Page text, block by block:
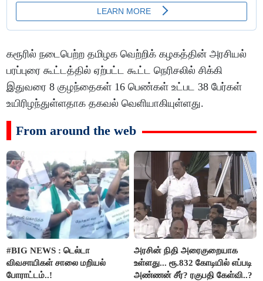
கரூரில் நடைபெற்ற தமிழக வெற்றிக் கழகத்தின் அரசியல்
பரப்புரை கூட்டத்தில் ஏற்பட்ட கூட்ட நெரிசலில் சிக்கி
இதுவரை 8 குழந்தைகள் 16 பெண்கள் உட்பட 38 பேர்கள்
உயிரிழந்துள்ளதாக தகவல் வெளியாகியுள்ளது.
From around the web
#BIG NEWS : டெல்டா
விவசாயிகள் சாலை மறியல்
போராட்டம்..!
அரசின் நிதி அரைகுறையாக
உள்ளது... ரூ.832 கோடியில் எப்படி
அண்ணன் சீர்? ரகுபதி கேள்வி..?